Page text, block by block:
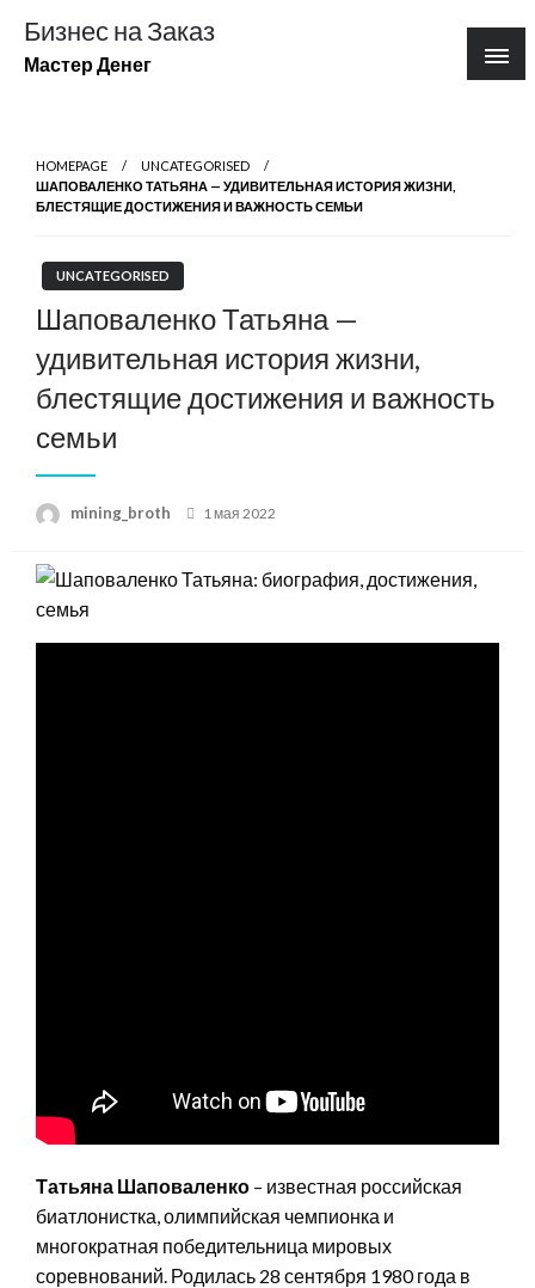
содержимому
Бизнес на Заказ
Мастер Денег
HOMEPAGE
UNCATEGORISED
ШАПОВАЛЕНКО ТАТЬЯНА — УДИВИТЕЛЬНАЯ ИСТОРИЯ ЖИЗНИ,
БЛЕСТЯЩИЕ ДОСТИЖЕНИЯ И ВАЖНОСТЬ СЕМЬИ
UNCATEGORISED
Шаповаленко Татьяна —
удивительная история жизни,
блестящие достижения и важность
семьи
mining_broth
Posted
1 мая 2022
Татьяна Шаповаленко – известная российская
биатлонистка, олимпийская чемпионка и
многократная победительница мировых
соревнований. Родилась 28 сентября 1980 года в